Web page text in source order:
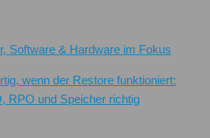
Software & Hardware im Fokus
wenn der Restore funktioniert:
RPO und Speicher richtig